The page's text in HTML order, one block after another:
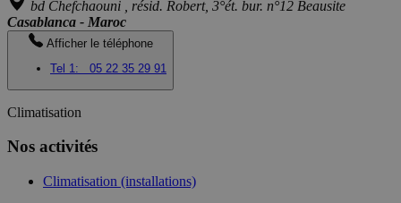
bd Chefchaouni , résid. Robert, 3°ét. bur. n°12 Beausite
Casablanca - Maroc
Afficher le téléphone
Tel 1:
05 22 35 29 91
Climatisation
Nos activités
Climatisation (installations)